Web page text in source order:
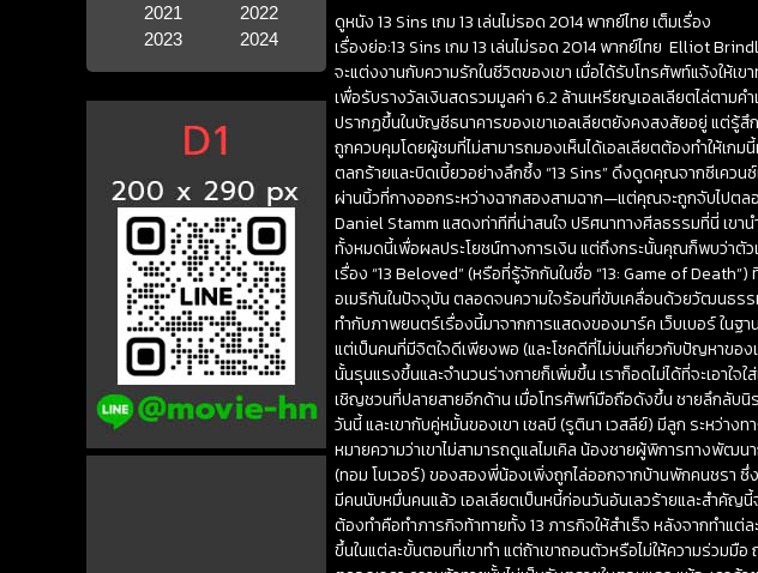
2021
2022
2023
2024
ดูหนัง 13 Sins เกม 13 เล่นไม่รอด 2014 พากย์ไทย เต็มเรื่อง
เรื่องย่อ:13 Sins เกม 13 เล่นไม่รอด 2014 พากย์ไทย Elliot
จะแต่งงานกับความรักในชีวิตของเขา เมื่อได้รับโทรศัพท์แจ้งให้เ
เพื่อรับรางวัลเงินสดรวมมูลค่า 6.2 ล้านเหรียญเอลเลียตไล่ตาม
ปรากฏขึ้นในบัญชีธนาคารของเขาเอลเลียตยังคงสงสัยอยู่ แต่รู้สึ
ถูกควบคุมโดยผู้ชมที่ไม่สามารถมองเห็นได้เอลเลียตต้องทำให้เก
ตลกร้ายและบิดเบี้ยวอย่างลึกซึ้ง “13 Sins” ดึงดูดคุณจากซีเคว
ผ่านนิ้วที่กางออกระหว่างฉากสองสามฉาก—แต่คุณจะถูกจับไปตล
Daniel Stamm แสดงท่าทีที่น่าสนใจ ปริศนาทางศีลธรรมที่นี่ เขา
ทั้งหมดนี้เพื่อผลประโยชน์ทางการเงิน แต่ถึงกระนั้นคุณก็พบว่าตัว
เรื่อง “13 Beloved” (หรือที่รู้จักกันในชื่อ “13: Game of
อเมริกันในปัจจุบัน ตลอดจนความใจร้อนที่ขับเคลื่อนด้วยวัฒนธร
ทำกับภาพยนตร์เรื่องนี้มาจากการแสดงของมาร์ค เว็บเบอร์ ใน
แต่เป็นคนที่มีจิตใจดีเพียงพอ (และโชคดีที่ไม่บ่นเกี่ยวกับปัญหาของ
นั้นรุนแรงขึ้นและจำนวนร่างกายก็เพิ่มขึ้น เราก็อดไม่ได้ที่จะเอาใจ
เชิญชวนที่ปลายสายอีกด้าน เมื่อโทรศัพท์มือถือดังขึ้น ชายลึกลับนิร
วันนี้ และเขากับคู่หมั้นของเขา เชลบี (รูตินา เวสลีย์) มีลูก ระหว่าง
หมายความว่าเขาไม่สามารถดูแลไมเคิล น้องชายผู้พิการทางพัฒ
(ทอม โบเวอร์) ของสองพี่น้องเพิ่งถูกไล่ออกจากบ้านพักคนชรา ซึ่
มีคนนับหมื่นคนแล้ว เอลเลียตเป็นหนี้ก่อนวันอันเลวร้ายและสำคัญ
ต้องทำคือทำภารกิจท้าทายทั้ง 13 ภารกิจให้สำเร็จ หลังจากทำแต่
ขึ้นในแต่ละขั้นตอนที่เขาทำ แต่ถ้าเขาถอนตัวหรือไม่ให้ความร่วม